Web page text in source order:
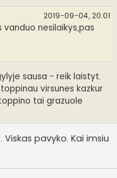
2019-09-04, 20:01
vanduo nesilaikys,pas
sausa - reik laistyt.
virsunes kazkur
tai grazuole
pavyko. Kai imsiu